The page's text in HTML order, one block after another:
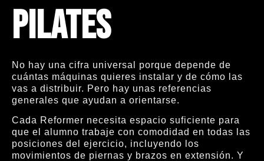
Pilates
No hay una cifra universal porque depende de
cuántas máquinas quieres instalar y de cómo las
vas a distribuir. Pero hay unas referencias
generales que ayudan a orientarse.
Cada Reformer necesita espacio suficiente para
que el alumno trabaje con comodidad en todas las
posiciones del ejercicio, incluyendo los
movimientos de piernas y brazos en extensión. Y